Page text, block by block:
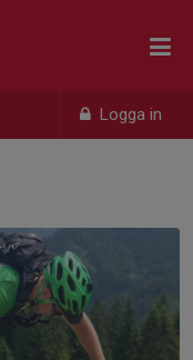
Logga in